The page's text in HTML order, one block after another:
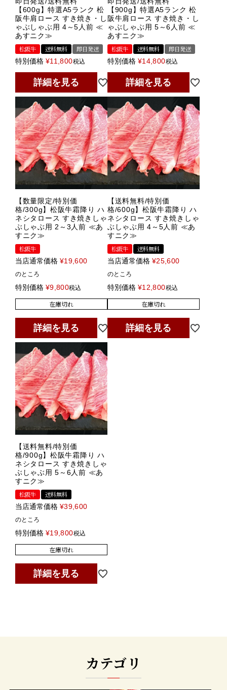
【600g】特選A5ランク 松
阪牛肩ロース すき焼き・し
ゃぶしゃぶ用 4～5人前 ≪
あすニク≫
松阪牛
送料無料
即日発送
特別価格 ¥11,800税込
詳細を見る
【900g】特選A5ランク 松
阪牛肩ロース すき焼き・し
ゃぶしゃぶ用 5～6人前 ≪
あすニク≫
松阪牛
送料無料
即日発送
特別価格 ¥14,800税込
詳細を見る
【数量限定/特別価
格/300g】松阪牛霜降り ハ
ネシタロース すき焼きしゃ
ぶしゃぶ用 2～3人前 ≪あ
すニク≫
松阪牛
当店通常価格 ¥19,600
のところ
特別価格 ¥9,800税込
在庫切れ
詳細を見る
【送料無料/特別価
格/600g】松阪牛霜降り ハ
ネシタロース すき焼きしゃ
ぶしゃぶ用 4～5人前 ≪あ
すニク≫
松阪牛
送料無料
当店通常価格 ¥25,600
のところ
特別価格 ¥12,800税込
在庫切れ
詳細を見る
【送料無料/特別価
格/900g】松阪牛霜降り ハ
ネシタロース すき焼きしゃ
ぶしゃぶ用 5～6人前 ≪あ
すニク≫
松阪牛
送料無料
当店通常価格 ¥39,600
のところ
特別価格 ¥19,800税込
在庫切れ
詳細を見る
カテゴリ